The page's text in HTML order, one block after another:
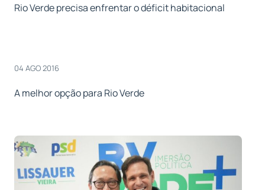
Rio Verde precisa enfrentar o déficit habitacional
04 AGO 2016
A melhor opção para Rio Verde